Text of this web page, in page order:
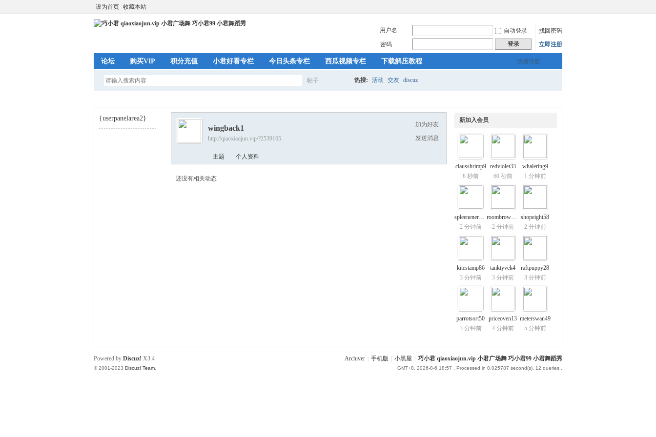
设为首页 收藏本站
用户名 自动登录
找回密码
密码
登录 立即注册
快捷导航
论坛 购买VIP 积分充值 小君好看专栏 今日头条专栏 西瓜视频专栏 下载解压教程
帖子 热搜: 活动 交友 discuz
{userpanelarea2} 新加入会员
clausshrimp9
8 秒前
redviolet33
60 秒前
whalering9
1 分钟前
spleenenergy4
2 分钟前
roombrown65
2 分钟前
shopeight58
2 分钟前
kitestamp86
3 分钟前
tanktyvek4
3 分钟前
raftpuppy28
3 分钟前
parrotsort50
3 分钟前
priceoven13
4 分钟前
meterswan49
5 分钟前
加为好友
发送消息
wingback1
http://qiaoxiaojun.vip/?2539165
主题 个人资料
还没有相关动态
Archiver 手机版 小黑屋 巧小君 qiaoxiaojun.vip 小君广场舞 巧小君99 小君舞蹈秀
GMT+8, 2026-8-6 18:57 , Processed in 0.025787 second(s), 12 queries .
Powered by Discuz! X3.4
© 2001-2023 Discuz! Team